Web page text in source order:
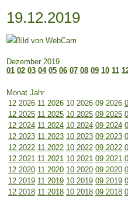
19.12.2019
Dezember 2019
01 02 03 04 05 06 07 08 09 10 11
Monat Jahr
12 2026 11 2026 10 2026 09 2026
12 2025 11 2025 10 2025 09 2025
12 2024 11 2024 10 2024 09 2024
12 2023 11 2023 10 2023 09 2023
12 2022 11 2022 10 2022 09 2022
12 2021 11 2021 10 2021 09 2021
12 2020 11 2020 10 2020 09 2020
12 2019 11 2019 10 2019 09 2019
12 2018 11 2018 10 2018 09 2018